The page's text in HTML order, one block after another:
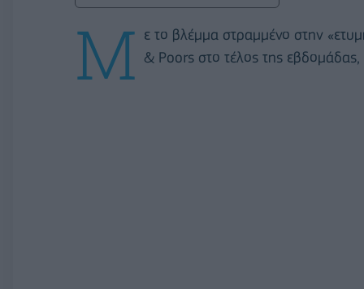
Μ ε το βλέμμα στραμμένο στην
& Poors στο τέλος της